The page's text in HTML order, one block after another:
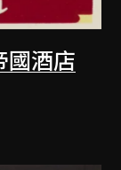
國酒店